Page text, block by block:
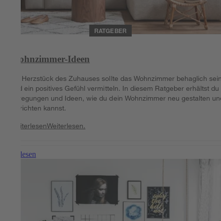
RATGEBER
Wohnzimmer-Ideen
Als Herzstück des Zuhauses sollte das Wohnzimmer behaglich
und ein positives Gefühl vermitteln. In diesem Ratgeber erhältst du
Anregungen und Ideen, wie du dein Wohnzimmer neu gestalten
einrichten kannst.
WeiterlesenWeiterlesen.
Weiterlesen